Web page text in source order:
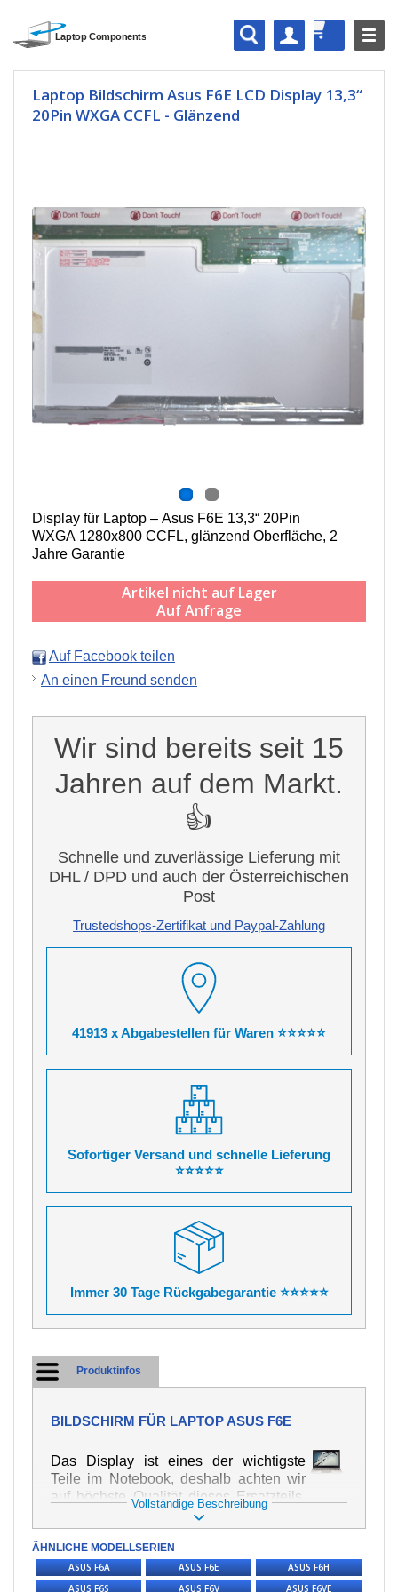
Laptop Bildschirm Asus F6E LCD Display 13,3“
20Pin WXGA CCFL - Glänzend
Display für Laptop – Asus F6E 13,3“ 20Pin
WXGA 1280x800 CCFL, g länzend Oberfläche, 2
Jahre Garantie
Artikel nicht auf Lager
Auf Anfrage
Auf Facebook teilen
An einen Freund senden
Wir sind bereits seit 15
Jahren auf dem Markt.
👍
Schnelle und zuverlässige Lieferung mit
DHL / DPD und auch der Österreichischen
Post
Trustedshops-Zertifikat und Paypal-Zahlung
41913 x Abgabestellen für Waren ⭐⭐⭐⭐⭐
Sofortiger Versand und schnelle Lieferung
⭐⭐⭐⭐⭐
Immer 30 Tage Rückgabegarantie ⭐⭐⭐⭐⭐
Produktinfos
BILDSCHIRM FÜR LAPTOP ASUS F6E
Das Display ist eines der wichtigste
Teile im Notebook, deshalb achten wir
auf höchste Qualität dieses Ersatzteils.
Er dient zur Darstellung von Texten und
Bildern in verschiedener Form. Zu
seiner Beschädigung kommt es sehr
schnell, deshalb ist es wichtig, mit dem
Notebook höchst vorsichtig umzugehen.
Vollständige Beschreibung
ÄHNLICHE MODELLSERIEN
ASUS F6A
ASUS F6E
ASUS F6H
ASUS F6S
ASUS F6V ASUS F6VE